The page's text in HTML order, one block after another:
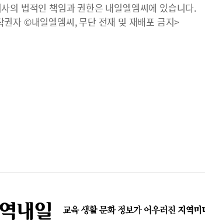
의 법적인 책임과 권한은 내일엘엠씨에 있습니다.
권자 ©내일엘엠씨, 무단 전재 및 재배포 금지>